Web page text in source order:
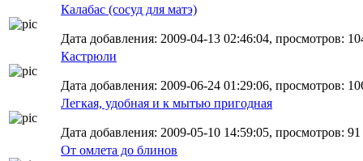
Калабас (сосуд для матэ)
Дата добавления: 2009-04-13 02:46:04, просмотров:
Кастрюли
Дата добавления: 2009-06-24 01:29:06, просмотров:
Легкая, удобная и к мытью пригодная
Дата добавления: 2009-05-10 14:59:05, просмотров: 91
От омлета до блинов